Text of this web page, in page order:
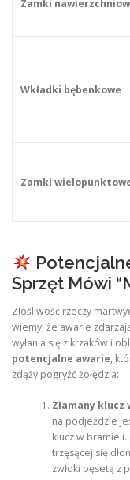
Zamki
Wkładki bębenkowe
Zamki
Sprzęt Mówi
Złośliwość rzeczy
wiemy, że awarie
wyłania się z krzaków i
potencjalne awarie,
zdąży pogryźć żołędzia:
Złamany klucz
na podjeździe
klucz w bramie i…
trzęsącej się
zwłoki pęsetą z